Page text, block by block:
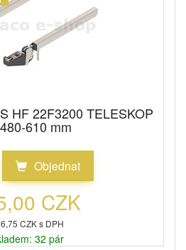
HF 22F3200 TELESKOP
610 mm
Objednat
CZK
CZK s DPH
32 pár